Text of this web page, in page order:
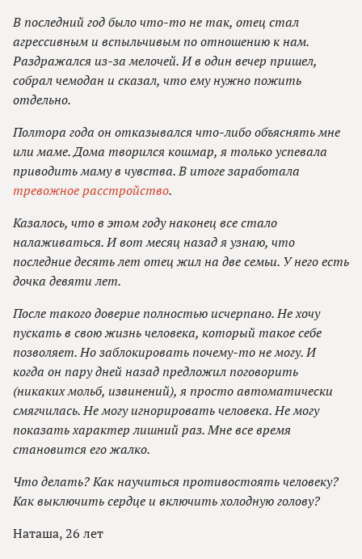
В последний год было что-то не так, отец стал
агрессивным и вспыльчивым по отношению к нам.
Раздражался из-за мелочей. И в один вечер пришел,
собрал чемодан и сказал, что ему нужно пожить
отдельно.
Полтора года он отказывался что-либо объяснять мне
или маме. Дома творился кошмар, я только успевала
приводить маму в чувства. В итоге заработала
тревожное расстройство.
Казалось, что в этом году наконец все стало
налаживаться. И вот месяц назад я узнаю, что
последние десять лет отец жил на две семьи. У него есть
дочка девяти лет.
После такого доверие полностью исчерпано. Не хочу
пускать в свою жизнь человека, который такое себе
позволяет. Но заблокировать почему-то не могу. И
когда он пару дней назад предложил поговорить
(никаких мольб, извинений), я просто автоматически
смягчилась. Не могу игнорировать человека. Не могу
показать характер лишний раз. Мне все время
становится его жалко.
Что делать? Как научиться противостоять человеку?
Как выключить сердце и включить холодную голову?
Наташа, 26 лет